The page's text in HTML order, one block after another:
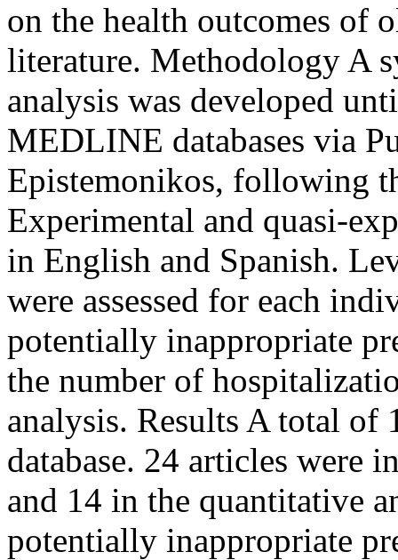
on the health outcomes of
literature. Methodology A
analysis was developed
MEDLINE databases via
Epistemonikos, following
Experimental and quasi-
in English and Spanish.
were assessed for each
potentially inappropriate
the number of
analysis. Results A total of
database. 24 articles were
and 14 in the quantitative
potentially inappropriate